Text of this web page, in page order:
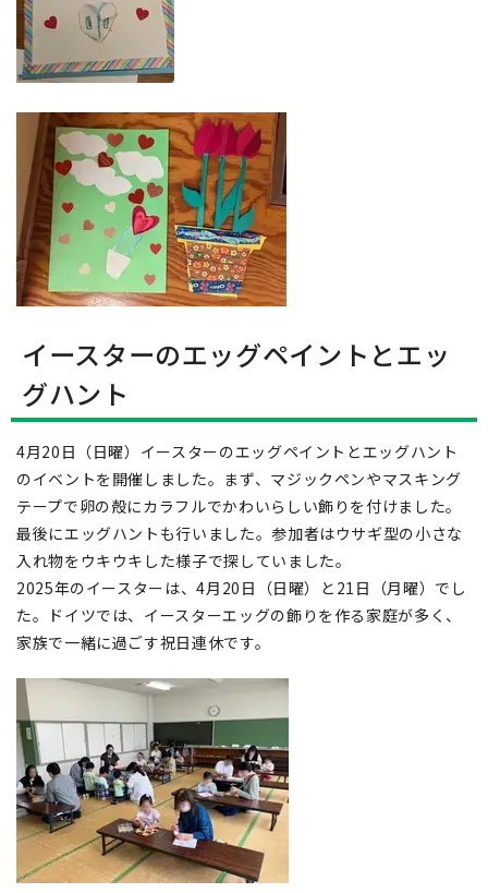
イースターのエッグペイントとエッ
グハント
4月20日（日曜）イースターのエッグペイントとエッグハント
のイベントを開催しました。まず、マジックペンやマスキング
テープで卵の殻にカラフルでかわいらしい飾りを付けました。
最後にエッグハントも行いました。参加者はウサギ型の小さな
入れ物をウキウキした様子で探していました。
2025年のイースターは、4月20日（日曜）と21日（月曜）でし
た。ドイツでは、イースターエッグの飾りを作る家庭が多く、
家族で一緒に過ごす祝日連休です。